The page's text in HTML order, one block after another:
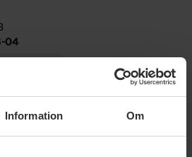
Information Om
04
också ett slags krig